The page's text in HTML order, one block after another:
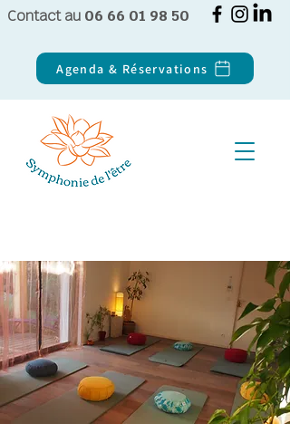
Contact au 06 66 01 98 50
Agenda & Réservations